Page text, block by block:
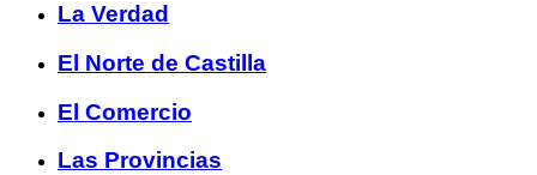
La Verdad
El Norte de Castilla
El Comercio
Las Provincias